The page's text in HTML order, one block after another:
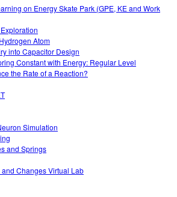
on Energy Skate Park (GPE, KE and Work
Atom
into Capacitor Design
Constant with Energy: Regular Level
the Rate of a Reaction?
Simulation
and Springs
and Changes Virtual Lab